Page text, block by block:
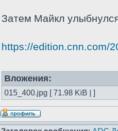
Затем Майкл
https://edition.cnn.com/
Вложения:
015_400.jpg [ 71.98 KiB | ]